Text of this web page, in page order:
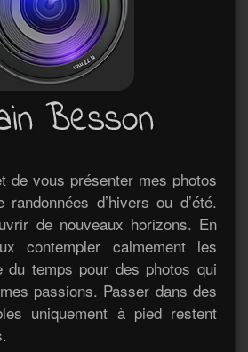
de vous présenter mes photos
d’hivers ou d’été.
de nouveaux horizons. En
contempler calmement les
du temps pour des photos qui
passions. Passer dans des
uniquement à pied restent